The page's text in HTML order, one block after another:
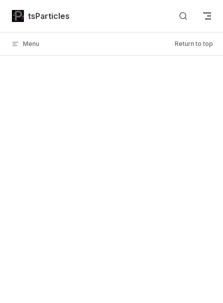
Skip to content
tsParticles
Menu Return to top